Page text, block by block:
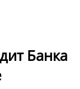
Банка